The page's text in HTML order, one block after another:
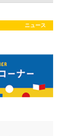
ニュース